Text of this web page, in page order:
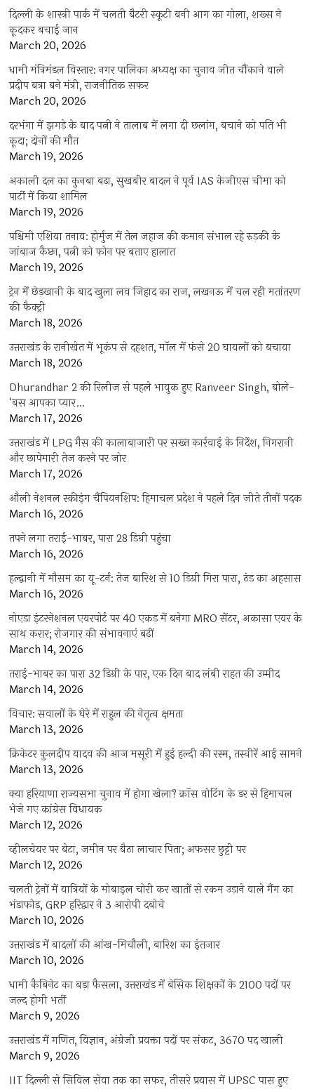
दिल्ली के शास्त्री पार्क में चलती बैटरी स्कूटी बनी आग का गोला, शख्स ने
कूदकर बचाई जान
March 20, 2026
धामी मंत्रिमंडल विस्तार: नगर पालिका अध्यक्ष का चुनाव जीत चौंकाने वाले
प्रदीप बत्रा बने मंत्री, राजनीतिक सफर
March 20, 2026
दरभंगा में झगड़े के बाद पत्नी ने तालाब में लगा दी छलांग, बचाने को पति भी
कूदा; दोनों की मौत
March 19, 2026
अकाली दल का कुनबा बढ़ा, सुखबीर बादल ने पूर्व IAS केजीएस चीमा को
पार्टी में किया शामिल
March 19, 2026
पश्चिमी एशिया तनाव: होर्मुज में तेल जहाज की कमान संभाल रहे रुड़की के
जांबाज कैप्टन, पत्नी को फोन पर बताए हालात
March 19, 2026
ट्रेन में छेड़खानी के बाद खुला लव जिहाद का राज, लखनऊ में चल रही मतांतरण
की फैक्ट्री
March 18, 2026
उत्तराखंड के रानीखेत में भूकंप से दहशत, मॉल में फंसे 20 घायलों को बचाया
March 18, 2026
Dhurandhar 2 की रिलीज से पहले भावुक हुए Ranveer Singh, बोले-
‘बस आपका प्यार…
March 17, 2026
उत्तराखंड में LPG गैस की कालाबाजारी पर सख्त कार्रवाई के निर्देश, निगरानी
और छापेमारी तेज करने पर जोर
March 17, 2026
औली नेशनल स्कीइंग चैंपियनशिप: हिमाचल प्रदेश ने पहले दिन जीते तीनों पदक
March 16, 2026
तपने लगा तराई-भाबर, पारा 28 डिग्री पहुंचा
March 16, 2026
हल्द्वानी में मौसम का यू-टर्न: तेज बारिश से 10 डिग्री गिरा पारा, ठंड का अहसास
March 16, 2026
नोएडा इंटरनेशनल एयरपोर्ट पर 40 एकड़ में बनेगा MRO सेंटर, अकासा एयर के
साथ करार; रोजगार की संभावनाएं बढ़ीं
March 14, 2026
तराई-भाबर का पारा 32 डिग्री के पार, एक दिन बाद लंबी राहत की उम्मीद
March 14, 2026
विचार: सवालों के घेरे में राहुल की नेतृत्व क्षमता
March 13, 2026
क्रिकेटर कुलदीप यादव की आज मसूरी में हुई हल्दी की रस्म, तस्वीरें आई सामने
March 13, 2026
क्या हरियाणा राज्यसभा चुनाव में होगा खेला? क्रॉस वोटिंग के डर से हिमाचल
भेजे गए कांग्रेस विधायक
March 12, 2026
व्हीलचेयर पर बेटा, जमीन पर बैठा लाचार पिता; अफसर छुट्टी पर
March 12, 2026
चलती ट्रेनों में यात्रियों के मोबाइल चोरी कर खातों से रकम उड़ाने वाले गैंग का
भंडाफोड़, GRP हरिद्वार ने 3 आरोपी दबोचे
March 10, 2026
उत्तराखंड में बादलों की आंख-मिचौली, बारिश का इंतजार
March 10, 2026
धामी कैबिनेट का बड़ा फैसला, उत्तराखंड में बेसिक शिक्षकों के 2100 पदों पर
जल्द होगी भर्ती
March 9, 2026
उत्तराखंड में गणित, विज्ञान, अंग्रेजी प्रवक्ता पदों पर संकट, 3670 पद खाली
March 9, 2026
IIT दिल्ली से सिविल सेवा तक का सफर, तीसरे प्रयास में UPSC पास हुए